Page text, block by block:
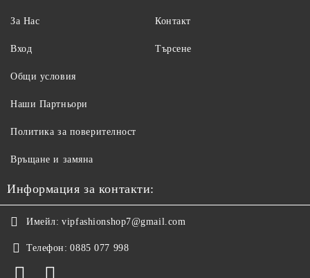
За Нас
Вход
Контакт
Търсене
Общи условия
Наши Партньори
Политика за поверителност
Връщане и замяна
Информация за контакти:
Имейл: vipfashionshop7@gmail.com
Телефон: 0885 077 998